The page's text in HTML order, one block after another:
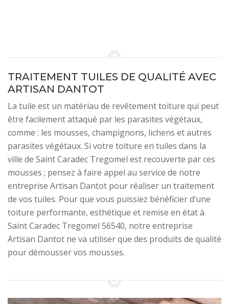
TRAITEMENT TUILES DE QUALITÉ AVEC
ARTISAN DANTOT
La tuile est un matériau de revêtement toiture qui peut
être facilement attaqué par les parasites végétaux,
comme : les mousses, champignons, lichens et autres
parasites végétaux. Si votre toiture en tuiles dans la
ville de Saint Caradec Tregomel est recouverte par ces
mousses ; pensez à faire appel au service de notre
entreprise Artisan Dantot pour réaliser un traitement
de vos tuiles. Pour que vous puissiez bénéficier d’une
toiture performante, esthétique et remise en état à
Saint Caradec Tregomel 56540, notre entreprise
Artisan Dantot ne va utiliser que des produits de qualité
pour démousser vos mousses.